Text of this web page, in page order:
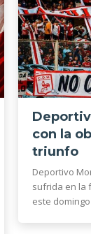
con la
triunfo
Deportivo
sufrida en la
este